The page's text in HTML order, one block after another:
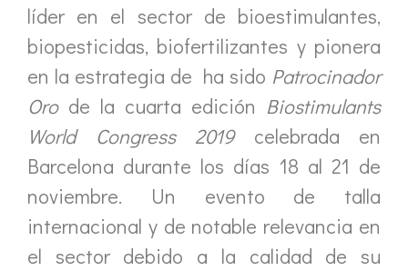
líder en el sector de bioestimulantes,
biopesticidas, biofertilizantes y pionera
en la estrategia de ha sido Patrocinador
Orode la cuarta edición Biostimulants
World Congress 2019celebrada en
Barcelona durante los días 18 al 21 de
noviembre. Un evento de talla
internacional y de notable relevancia en
el sector debido a la calidad de su